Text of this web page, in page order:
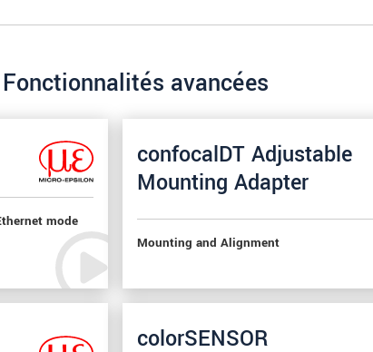
avancées
mode
confocalDT Adjustable
Mounting Adapter
Mounting and Alignment
colorSENSOR